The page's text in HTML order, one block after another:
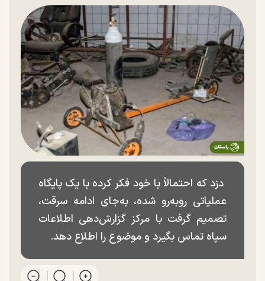
دزد که احتمالاً با خود فکر کرده با یک پایگاه
عملیاتی روبه‌رو شده، به‌جای ادامه سرقت،
تصمیم گرفت با مرکز گزارش‌دهی اطلاعات
سپاه تماس بگیرد و موضوع را اطلاع دهد.